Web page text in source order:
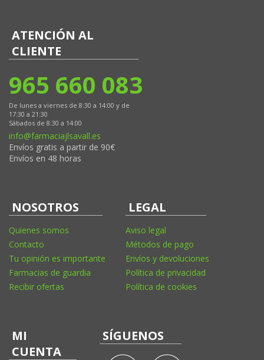
ATENCIÓN AL
CLIENTE
965 660 083
De lunes a viernes de 8:30 a 14:00 y de
17:30 a 21:30
Sábados de 8:30 a 14:00
info@farmaciajlsavall.es
Envíos gratis a partir de 90€
Envíos en 48 horas
NOSOTROS
Quienes somos
Contacto
Tu opinión es importante
Farmacias de guardia
Recibir ofertas
LEGAL
Aviso legal
Métodos de pago
Envíos y devoluciones
Política de privacidad
Política de cookies
MI
CUENTA
SÍGUENOS